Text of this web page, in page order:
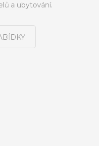
a ubytování.